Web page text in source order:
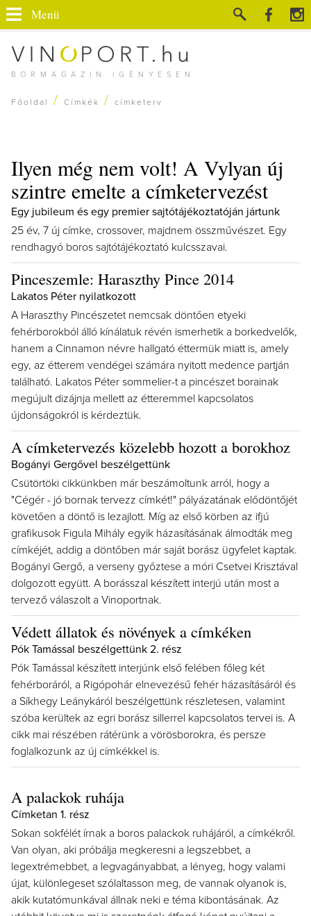
BORMAGAZIN IGÉNYESEN
Menü
Főoldal / Címkék / címketerv
Ilyen még nem volt! A Vylyan új
szintre emelte a címketervezést
Egy jubileum és egy premier sajtótájékoztatóján jártunk
25 év, 7 új címke, crossover, majdnem összművészet. Egy
rendhagyó boros sajtótájékoztató kulcsszavai.
Pinceszemle: Haraszthy Pince 2014
Lakatos Péter nyilatkozott
A Haraszthy Pincészetet nemcsak döntően etyeki
fehérborokból álló kínálatuk révén ismerhetik a borkedvelők,
hanem a Cinnamon névre hallgató éttermük miatt is, amely
egy, az étterem vendégei számára nyitott medence partján
található. Lakatos Péter sommelier-t a pincészet borainak
megújult dizájnja mellett az étteremmel kapcsolatos
újdonságokról is kérdeztük.
A címketervezés közelebb hozott a borokhoz
Bogányi Gergővel beszélgettünk
Csütörtöki cikkünkben már beszámoltunk arról, hogy a
"Cégér - jó bornak tervezz címkét!" pályázatának elődöntőjét
követően a döntő is lezajlott. Míg az első körben az ifjú
grafikusok Figula Mihály egyik házasításának álmodták meg
címkéjét, addig a döntőben már saját borász ügyfelet kaptak.
Bogányi Gergő, a verseny győztese a móri Csetvei Krisztával
dolgozott együtt. A borásszal készített interjú után most a
tervező válaszolt a Vinoportnak.
Védett állatok és növények a címkéken
Pók Tamással beszélgettünk 2. rész
Pók Tamással készített interjúnk első felében főleg két
fehérboráról, a Rigópohár elnevezésű fehér házasításáról és
a Síkhegy Leánykáról beszélgettünk részletesen, valamint
szóba kerültek az egri borász sillerrel kapcsolatos tervei is. A
cikk mai részében rátérünk a vörösborokra, és persze
foglalkozunk az új címkékkel is.
A palackok ruhája
Címketan 1. rész
Sokan sokfélét írnak a boros palackok ruhájáról, a címkékről.
Van olyan, aki próbálja megkeresni a legszebbet, a
legextrémebbet, a legvagányabbat, a lényeg, hogy valami
újat, különlegeset szólaltasson meg, de vannak olyanok is,
akik kutatómunkával állnak neki e téma kibontásának. Az